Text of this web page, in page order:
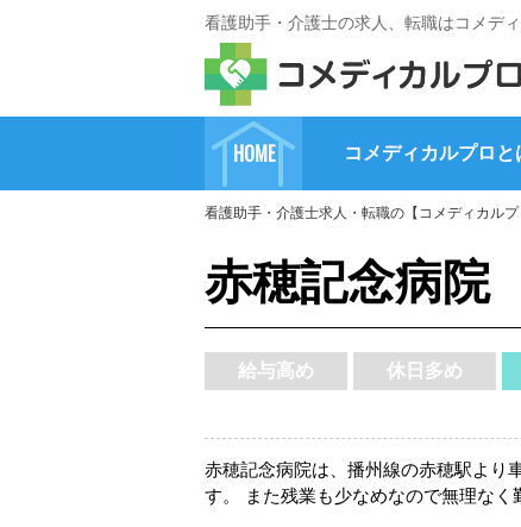
看護助手・介護士の求人、転職はコメデ
HOME コメディカルプロと
看護助手・介護士求人・転職の【コメディカル
赤穂記念病院
給与高め 休日多め
赤穂記念病院は、播州線の赤穂駅より
す。 また残業も少なめなので無理なく